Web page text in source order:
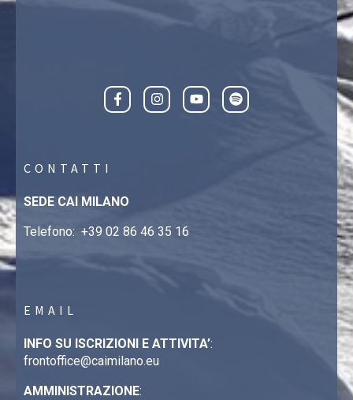
CONTATTI
SEDE CAI MILANO
Telefono: +39 02 86 46 35 16
EMAIL
INFO SU ISCRIZIONI E ATTIVITA’:
frontoffice@caimilano.eu
AMMINISTRAZIONE: